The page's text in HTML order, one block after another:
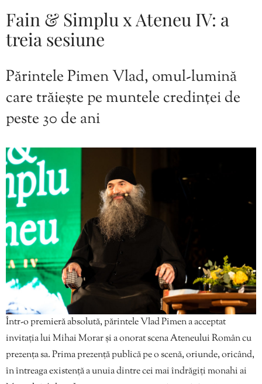
Fain & Simplu x Ateneu IV: a
treia sesiune
Părintele Pimen Vlad, omul-lumină
care trăiește pe muntele credinței de
peste 30 de ani
Într-o premieră absolută, părintele Vlad Pimen a acceptat
invitația lui Mihai Morar și a onorat scena Ateneului Român cu
prezența sa. Prima prezență publică pe o scenă, oriunde, oricând,
în întreaga existență a unuia dintre cei mai îndrăgiți monahi ai